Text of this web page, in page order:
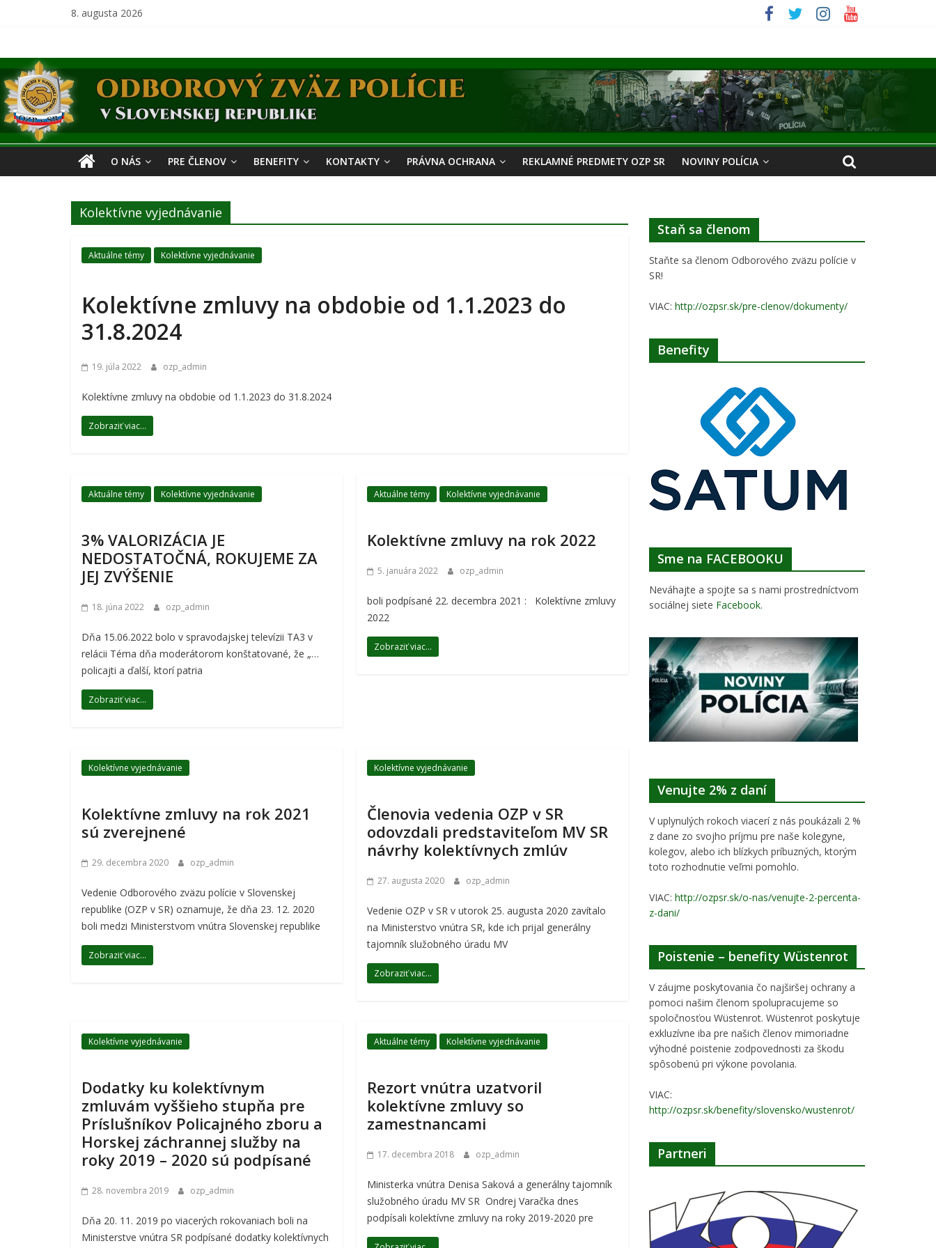
8. augusta 2026
Odborový
zväz
polície
v
Slovenskej
republike
O NÁS PRE ČLENOV BENEFITY KONTAKTY PRÁVNA OCHRANA REKLAMNÉ PREDMETY OZP SR NOVINY POLÍCIA
Kolektívne vyjednávanie
Aktuálne témy Kolektívne vyjednávanie
Kolektívne zmluvy na obdobie od 1.1.2023 do
31.8.2024
19. júla 2022 ozp_admin
Kolektívne zmluvy na obdobie od 1.1.2023 do 31.8.2024
Zobraziť viac...
Aktuálne témy Kolektívne vyjednávanie
3% VALORIZÁCIA JE
NEDOSTATOČNÁ, ROKUJEME ZA
JEJ ZVÝŠENIE
18. júna 2022 ozp_admin
Dňa 15.06.2022 bolo v spravodajskej televízii TA3 v
relácii Téma dňa moderátorom konštatované, že „…
policajti a ďalší, ktorí patria
Zobraziť viac...
Aktuálne témy Kolektívne vyjednávanie
Kolektívne zmluvy na rok 2022
5. januára 2022 ozp_admin
boli podpísané 22. decembra 2021 : Kolektívne zmluvy
2022
Zobraziť viac...
Kolektívne vyjednávanie
Kolektívne zmluvy na rok 2021
sú zverejnené
29. decembra 2020 ozp_admin
Vedenie Odborového zväzu polície v Slovenskej
republike (OZP v SR) oznamuje, že dňa 23. 12. 2020
boli medzi Ministerstvom vnútra Slovenskej republike
Zobraziť viac...
Kolektívne vyjednávanie
Členovia vedenia OZP v SR
odovzdali predstaviteľom MV SR
návrhy kolektívnych zmlúv
27. augusta 2020 ozp_admin
Vedenie OZP v SR v utorok 25. augusta 2020 zavítalo
na Ministerstvo vnútra SR, kde ich prijal generálny
tajomník služobného úradu MV
Zobraziť viac...
Kolektívne vyjednávanie
Dodatky ku kolektívnym
zmluvám vyššieho stupňa pre
Príslušníkov Policajného zboru a
Horskej záchrannej služby na
roky 2019 – 2020 sú podpísané
28. novembra 2019 ozp_admin
Dňa 20. 11. 2019 po viacerých rokovaniach boli na
Ministerstve vnútra SR podpísané dodatky kolektívnych
Aktuálne témy Kolektívne vyjednávanie
Rezort vnútra uzatvoril
kolektívne zmluvy so
zamestnancami
17. decembra 2018 ozp_admin
Ministerka vnútra Denisa Saková a generálny tajomník
služobného úradu MV SR Ondrej Varačka dnes
podpísali kolektívne zmluvy na roky 2019-2020 pre
Staň sa členom
Staňte sa členom Odborového zväzu polície v
SR!
VIAC: http://ozpsr.sk/pre-clenov/dokumenty/
Benefity
Sme na FACEBOOKU
Neváhajte a spojte sa s nami prostredníctvom
sociálnej siete Facebook.
Venujte 2% z daní
V uplynulých rokoch viacerí z nás poukázali 2 %
z dane zo svojho príjmu pre naše kolegyne,
kolegov, alebo ich blízkych príbuzných, ktorým
toto rozhodnutie veľmi pomohlo.
VIAC: http://ozpsr.sk/o-nas/venujte-2-percenta-
z-dani/
Poistenie – benefity Wüstenrot
V záujme poskytovania čo najširšej ochrany a
pomoci našim členom spolupracujeme so
spoločnosťou Wüstenrot. Wüstenrot poskytuje
exkluzívne iba pre našich členov mimoriadne
výhodné poistenie zodpovednosti za škodu
spôsobenú pri výkone povolania.
VIAC:
http://ozpsr.sk/benefity/slovensko/wustenrot/
Partneri